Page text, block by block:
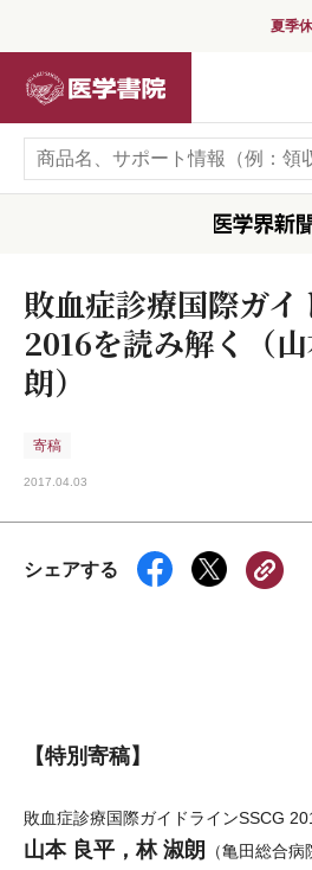
夏季休
敗血症診療国際ガイ
2016を読み解く（
朗）
寄稿
2017.04.03
シェアする
【特別寄稿】
敗血症診療国際ガイドラインSSCG
山本 良平，林 淑朗 （亀田総合病